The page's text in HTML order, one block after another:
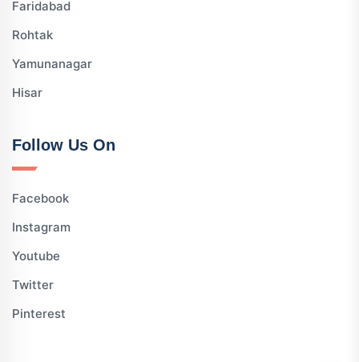
Faridabad
Rohtak
Yamunanagar
Hisar
Follow Us On
Facebook
Instagram
Youtube
Twitter
Pinterest